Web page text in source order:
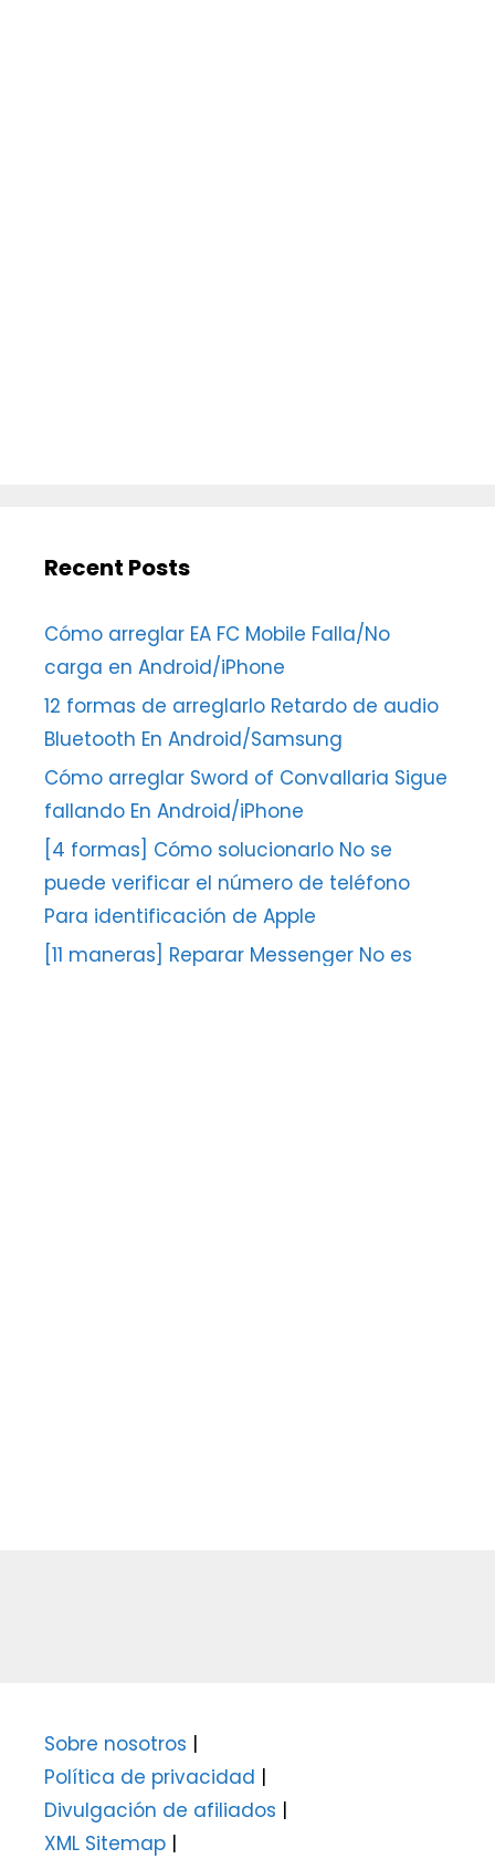
Recent Posts
Cómo arreglar EA FC Mobile Falla/No
carga en Android/iPhone
12 formas de arreglarlo Retardo de audio
Bluetooth En Android/Samsung
Cómo arreglar Sword of Convallaria Sigue
fallando En Android/iPhone
[4 formas] Cómo solucionarlo No se
puede verificar el número de teléfono
Para identificación de Apple
[11 maneras] Reparar Messenger No es
Sobre nosotros |
Política de privacidad |
Divulgación de afiliados |
XML Sitemap |